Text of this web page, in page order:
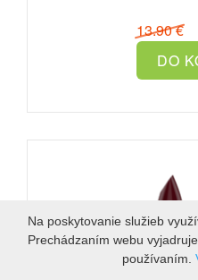
13.90 €
Na poskytovanie služieb
Prechádzaním webu
používaním.